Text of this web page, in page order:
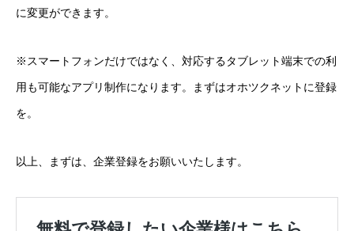
に変更ができます。
※スマートフォンだけではなく、対応するタブレット端末での利
用も可能なアプリ制作になります。まずはオホツクネットに登録
を。
以上、まずは、企業登録をお願いいたします。